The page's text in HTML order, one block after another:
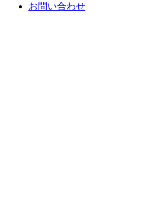
お問い合わせ